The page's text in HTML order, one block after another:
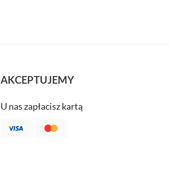
AKCEPTUJEMY
U nas zapłacisz kartą